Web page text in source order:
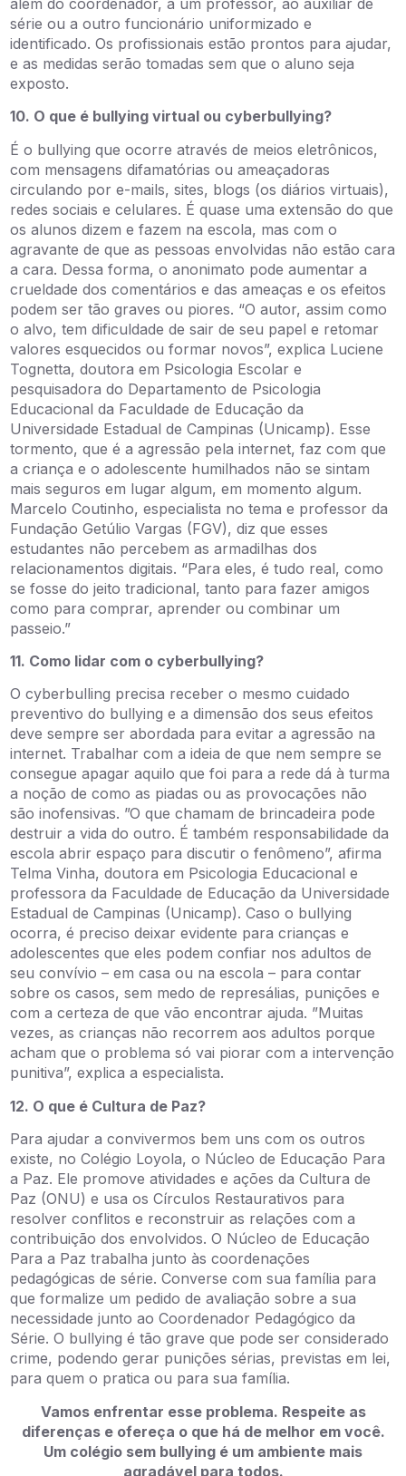
série ou a outro funcionário uniformizado e
identificado. Os profissionais estão prontos para ajudar,
e as medidas serão tomadas sem que o aluno seja
exposto.
10. O que é bullying virtual ou cyberbullying?
É o bullying que ocorre através de meios eletrônicos,
com mensagens difamatórias ou ameaçadoras
circulando por e-mails, sites, blogs (os diários virtuais),
redes sociais e celulares. É quase uma extensão do que
os alunos dizem e fazem na escola, mas com o
agravante de que as pessoas envolvidas não estão cara
a cara. Dessa forma, o anonimato pode aumentar a
crueldade dos comentários e das ameaças e os efeitos
podem ser tão graves ou piores. “O autor, assim como
o alvo, tem dificuldade de sair de seu papel e retomar
valores esquecidos ou formar novos”, explica Luciene
Tognetta, doutora em Psicologia Escolar e
pesquisadora do Departamento de Psicologia
Educacional da Faculdade de Educação da
Universidade Estadual de Campinas (Unicamp). Esse
tormento, que é a agressão pela internet, faz com que
a criança e o adolescente humilhados não se sintam
mais seguros em lugar algum, em momento algum.
Marcelo Coutinho, especialista no tema e professor da
Fundação Getúlio Vargas (FGV), diz que esses
estudantes não percebem as armadilhas dos
relacionamentos digitais. “Para eles, é tudo real, como
se fosse do jeito tradicional, tanto para fazer amigos
como para comprar, aprender ou combinar um
passeio.”
11. Como lidar com o cyberbullying?
O cyberbulling precisa receber o mesmo cuidado
preventivo do bullying e a dimensão dos seus efeitos
deve sempre ser abordada para evitar a agressão na
internet. Trabalhar com a ideia de que nem sempre se
consegue apagar aquilo que foi para a rede dá à turma
a noção de como as piadas ou as provocações não
são inofensivas. ”O que chamam de brincadeira pode
destruir a vida do outro. É também responsabilidade da
escola abrir espaço para discutir o fenômeno”, afirma
Telma Vinha, doutora em Psicologia Educacional e
professora da Faculdade de Educação da Universidade
Estadual de Campinas (Unicamp). Caso o bullying
ocorra, é preciso deixar evidente para crianças e
adolescentes que eles podem confiar nos adultos de
seu convívio – em casa ou na escola – para contar
sobre os casos, sem medo de represálias, punições e
com a certeza de que vão encontrar ajuda. ”Muitas
vezes, as crianças não recorrem aos adultos porque
acham que o problema só vai piorar com a intervenção
punitiva”, explica a especialista.
12. O que é Cultura de Paz?
Para ajudar a convivermos bem uns com os outros
existe, no Colégio Loyola, o Núcleo de Educação Para
a Paz. Ele promove atividades e ações da Cultura de
Paz (ONU) e usa os Círculos Restaurativos para
resolver conflitos e reconstruir as relações com a
contribuição dos envolvidos. O Núcleo de Educação
Para a Paz trabalha junto às coordenações
pedagógicas de série. Converse com sua família para
que formalize um pedido de avaliação sobre a sua
necessidade junto ao Coordenador Pedagógico da
Série. O bullying é tão grave que pode ser considerado
crime, podendo gerar punições sérias, previstas em lei,
para quem o pratica ou para sua família.
Vamos enfrentar esse problema. Respeite as
diferenças e ofereça o que há de melhor em você.
Um colégio sem bullying é um ambiente mais
agradável para todos.